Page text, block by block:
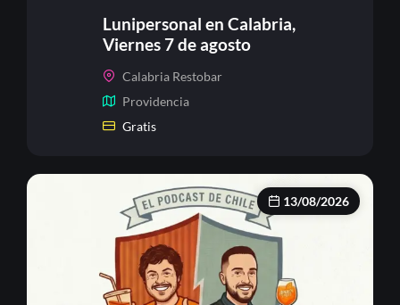
Lunipersonal en Calabria,
Viernes 7 de agosto
Calabria Restobar
Providencia
Gratis
13/08/2026